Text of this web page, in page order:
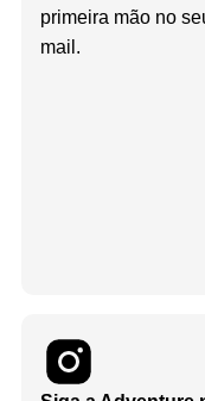
primeira mão no
mail.